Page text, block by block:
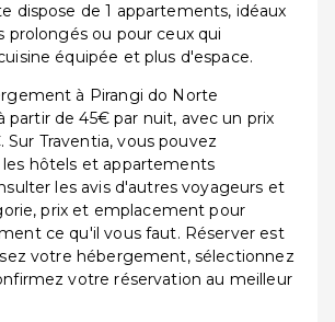
dispose de 1 appartements, idéaux
prolongés ou pour ceux qui
équipée et plus d'espace.
à Pirangi do Norte
de 45€ par nuit, avec un prix
Traventia, vous pouvez
hôtels et appartements
les avis d'autres voyageurs et
prix et emplacement pour
ce qu'il vous faut. Réserver est
votre hébergement, sélectionnez
votre réservation au meilleur